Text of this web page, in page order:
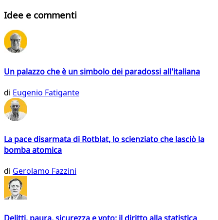
Idee e commenti
Un palazzo che è un simbolo dei paradossi all'italiana
di Eugenio Fatigante
La pace disarmata di Rotblat, lo scienziato che lasciò la
bomba atomica
di Gerolamo Fazzini
Delitti, paura, sicurezza e voto: il diritto alla statistica